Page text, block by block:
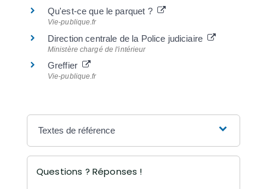
Qu'est-ce que le parquet ?
Vie-publique.fr
Direction centrale de la Police judiciaire
Ministère chargé de l'intérieur
Greffier
Vie-publique.fr
Textes de référence
Questions ? Réponses !